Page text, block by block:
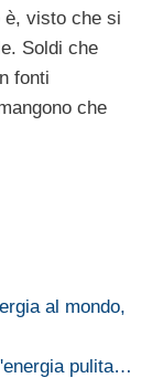
è, visto che si
Soldi che
fonti
che
al mondo,
pulita…